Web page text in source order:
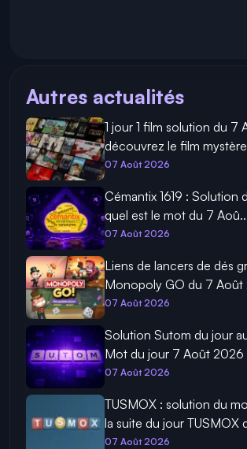
Autres actualités
1 jour 1 film solution du 7
découvrez le film
07 Août 2026
Cémantix 1619 : Solution
quel est le mot du 7
07 Août 2026
Liens de lancers de dés
Monopoly GO du 7 Août
07 Août 2026
Solution Sutom du jour
Mot du jour 7 Août 2026
07 Août 2026
TUSMOX : solution du
la suite du jour TUSMOX
07 Août 2026